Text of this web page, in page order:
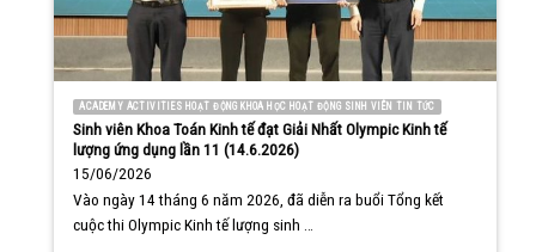
ACADEMY ACTIVITIES HOẠT ĐỘNG KHOA HỌC HOẠT ĐỘNG SINH VIÊN TIN TỨC
Sinh viên Khoa Toán Kinh tế đạt Giải Nhất Olympic Kinh tế
lượng ứng dụng lần 11 (14.6.2026)
15/06/2026
Vào ngày 14 tháng 6 năm 2026, đã diễn ra buổi Tổng kết
cuộc thi Olympic Kinh tế lượng sinh …